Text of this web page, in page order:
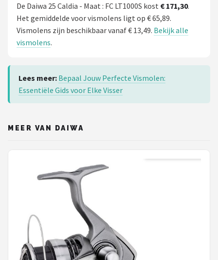
De Daiwa 25 Caldia - Maat : FC LT1000S kost € 171,30.
Het gemiddelde voor vismolens ligt op € 65,89.
Vismolens zijn beschikbaar vanaf € 13,49. Bekijk alle
vismolens.
Lees meer: Bepaal Jouw Perfecte Vismolen:
Essentiële Gids voor Elke Visser
MEER VAN DAIWA